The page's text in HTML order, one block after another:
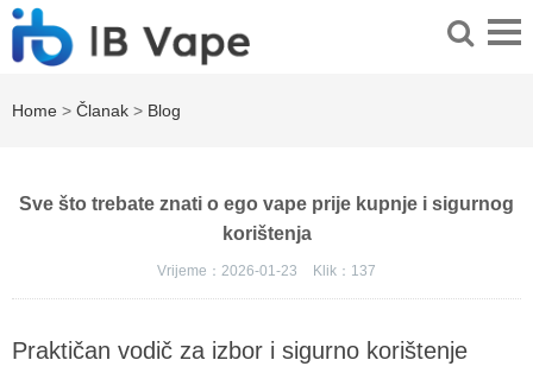
Home > Članak > Blog
Sve što trebate znati o ego vape prije kupnje i sigurnog
korištenja
Vrijeme：2026-01-23 Klik： 137
Praktičan vodič za izbor i sigurno korištenje